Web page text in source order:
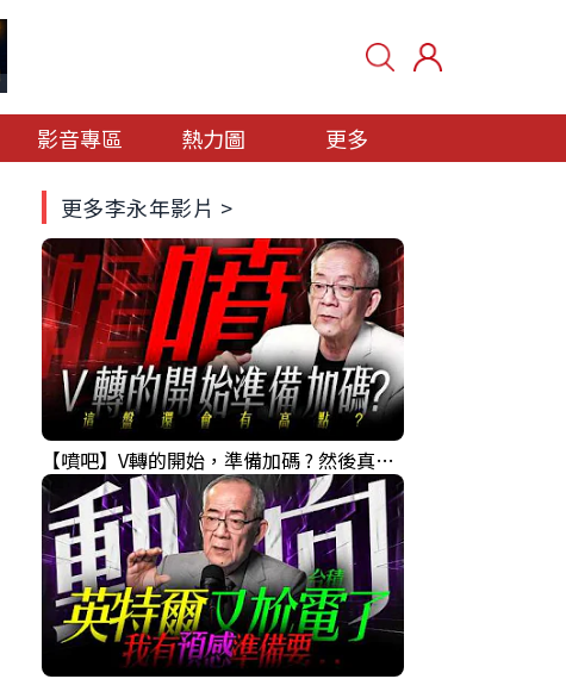
影音專區 熱力圖 更多
更多李永年影片 >
【噴吧】V轉的開始，準備加碼 ? 然後真的還有高點 ?｜ 盤後講股 Mr.永年 李 2026 / 08 / 05